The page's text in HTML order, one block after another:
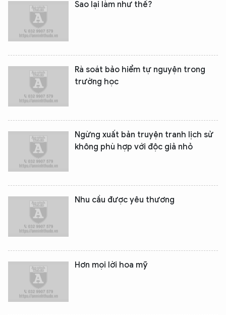
Sao lại làm như thế?
Rà soát bảo hiểm tự nguyện trong
trường học
Ngừng xuất bản truyện tranh lịch sử
không phù hợp với độc giả nhỏ
Nhu cầu được yêu thương
Hơn mọi lời hoa mỹ
XIN CHÀO,
TÔI LÀ CHATBOT CỦA
Hãy hỏi tôi bất kỳ điều gì bạn cần biết về
An Ninh Thủ Đô nhé. Tôi sẵn sàng hỗ trợ!